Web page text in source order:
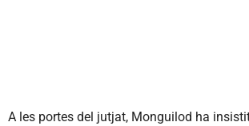
A les portes del jutjat, Monguilod ha